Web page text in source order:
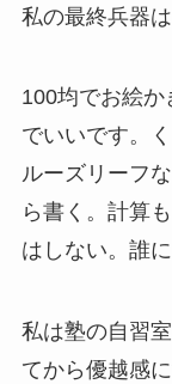
私の最終兵器
100均でお絵
でいいです。
ルーズリーフ
ら書く。計算
はしない。誰
私は塾の自習
てから優越感